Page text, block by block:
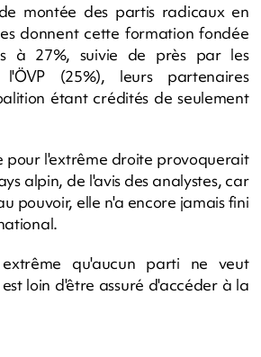
montée des partis radicaux en
donnent cette formation fondée
à 27%, suivie de près par les
l'ÖVP (25%), leurs partenaires
étant crédités de seulement
pour l'extrême droite provoquerait
alpin, de l'avis des analystes, car
pouvoir, elle n'a encore jamais fini
qu'aucun parti ne veut
loin d'être assuré d'accéder à la